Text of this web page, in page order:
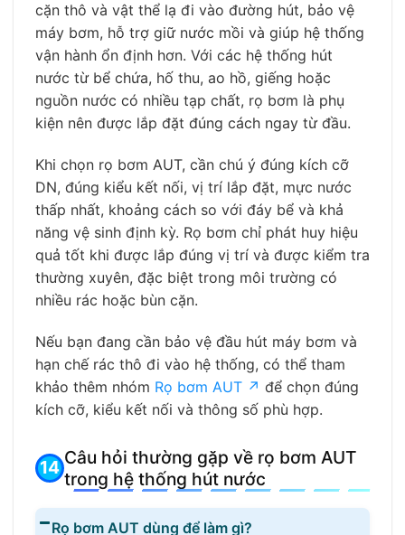
cặn thô và vật thể lạ đi vào đường hút, bảo vệ
máy bơm, hỗ trợ giữ nước mồi và giúp hệ thống
vận hành ổn định hơn. Với các hệ thống hút
nước từ bể chứa, hố thu, ao hồ, giếng hoặc
nguồn nước có nhiều tạp chất, rọ bơm là phụ
kiện nên được lắp đặt đúng cách ngay từ đầu.
Khi chọn rọ bơm AUT, cần chú ý đúng kích cỡ
DN, đúng kiểu kết nối, vị trí lắp đặt, mực nước
thấp nhất, khoảng cách so với đáy bể và khả
năng vệ sinh định kỳ. Rọ bơm chỉ phát huy hiệu
quả tốt khi được lắp đúng vị trí và được kiểm tra
thường xuyên, đặc biệt trong môi trường có
nhiều rác hoặc bùn cặn.
Nếu bạn đang cần bảo vệ đầu hút máy bơm và
hạn chế rác thô đi vào hệ thống, có thể tham
khảo thêm nhóm Rọ bơm AUT ↗ để chọn đúng
kích cỡ, kiểu kết nối và thông số phù hợp.
Câu hỏi thường gặp về rọ bơm AUT
trong hệ thống hút nước
Rọ bơm AUT dùng để làm gì?